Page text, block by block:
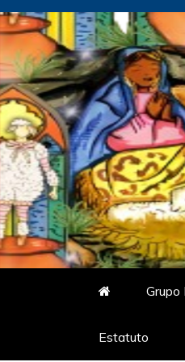
Skip
to
content
Vitrine
O Portal de
Grupo
Estatuto